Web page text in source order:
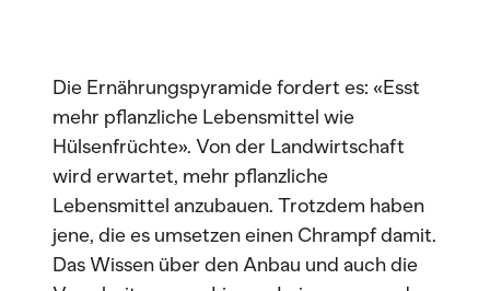
Die Ernährungspyramide fordert es: «Esst
mehr pflanzliche Lebensmittel wie
Hülsenfrüchte». Von der Landwirtschaft
wird erwartet, mehr pflanzliche
Lebensmittel anzubauen. Trotzdem haben
jene, die es umsetzen einen Chrampf damit.
Das Wissen über den Anbau und auch die